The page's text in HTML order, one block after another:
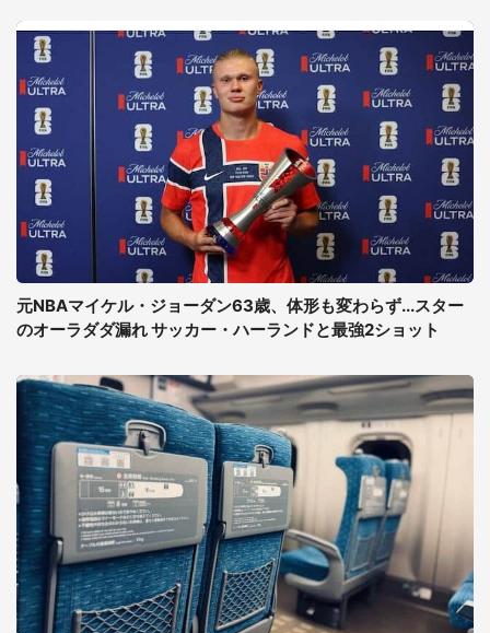
元NBAマイケル・ジョーダン63歳、体形も変わらず...スター
のオーラダダ漏れ サッカー・ハーランドと最強2ショット